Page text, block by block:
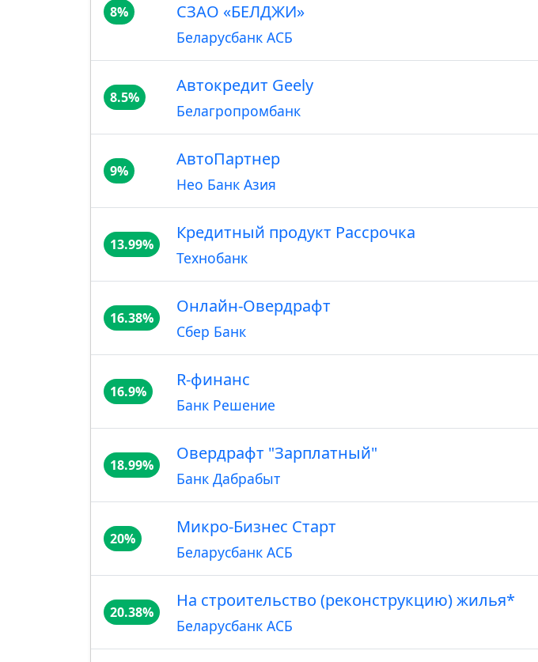
8%
СЗАО «БЕЛДЖИ»
Беларусбанк АСБ
8.5%
Автокредит Geely
Белагропромбанк
9%
АвтоПартнер
Нео Банк Азия
13.99%
Кредитный продукт Рассрочка
Технобанк
16.38%
Онлайн-Овердрафт
Сбер Банк
16.9%
R-финанс
Банк Решение
18.99%
Овердрафт "Зарплатный"
Банк Дабрабыт
20%
Микро-Бизнес Старт
Беларусбанк АСБ
20.38%
На строительство (реконструкцию) жилья*
Беларусбанк АСБ